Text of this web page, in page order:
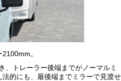
。
、トレーラー後端までがノーマルミ
的にも、最後端までミラーで見渡せ